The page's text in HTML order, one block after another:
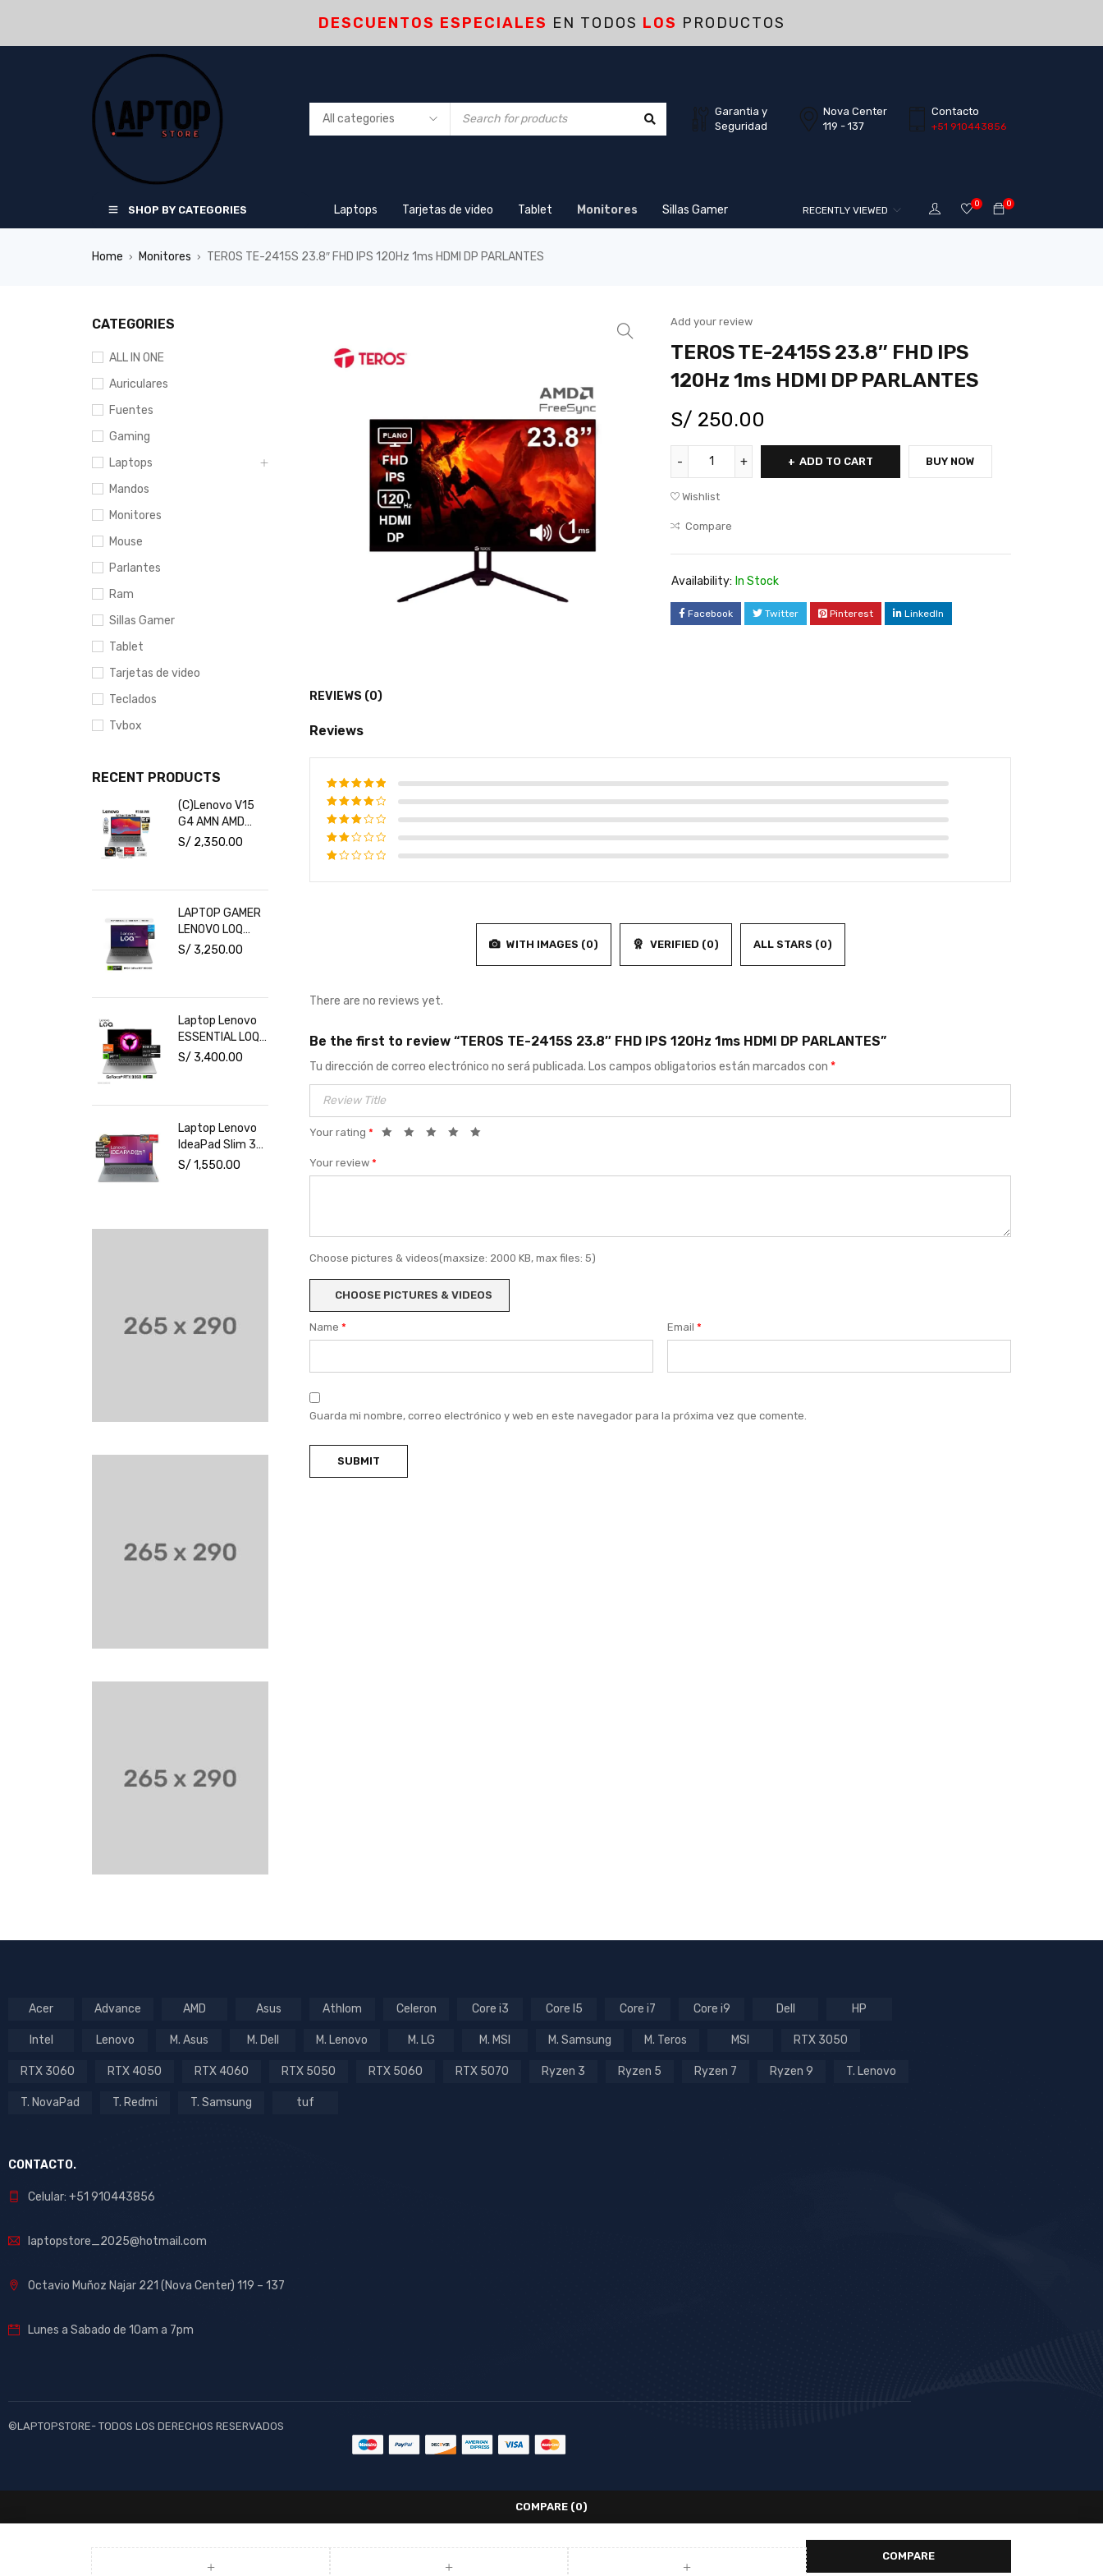
DESCUENTOS ESPECIALES EN TODOS LOS PRODUCTOS
Garantia y
Seguridad
Nova Center
119 - 137
Contacto
+51 910443856
SHOP BY CATEGORIES Laptops Tarjetas de video Tablet Monitores Sillas Gamer 0
0
RECENTLY VIEWED
Home › Monitores › TEROS TE-2415S 23.8″ FHD IPS 120Hz 1ms HDMI DP PARLANTES
CATEGORIES
ALL IN ONE
Auriculares
Fuentes
Gaming
Laptops
Mandos
Monitores
Mouse
Parlantes
Ram
Sillas Gamer
Tablet
Tarjetas de video
Teclados
Tvbox
RECENT PRODUCTS
(C)Lenovo V15
G4 AMN AMD
Ryzen 5-7520U
FHD Free Dos
S/ 2,350.00
LAPTOP GAMER
LENOVO LOQ
INTEL CORE I5
6GB 15.6" FHD
S/ 3,250.00
Laptop Lenovo
ESSENTIAL LOQ
15ARP10E Ryzen
512GB SSD
3050 6GB 15.6"
FHD Windows 11
S/ 3,400.00
Laptop Lenovo
IdeaPad Slim 3
15AMN8 15.6"
S/ 1,550.00
Add your review
TEROS TE-2415S 23.8″ FHD IPS
120Hz 1ms HDMI DP PARLANTES
S/ 250.00
ADD TO CART BUY NOW
Wishlist
Compare
Availability: In Stock
Facebook Twitter Pinterest LinkedIn
REVIEWS (0)
Reviews
Rated 5
out of 5
Rated
4out
of 5
Rated
3out
Rated
Rated
WITH IMAGES (0) VERIFIED (0) ALL STARS (0)
There are no reviews yet.
Be the first to review “TEROS TE-2415S 23.8″ FHD IPS 120Hz 1ms HDMI DP PARLANTES”
Tu dirección de correo electrónico no será publicada. Los campos obligatorios están marcados con *
Your rating *
Your review *
Choose pictures & videos(maxsize: 2000 KB, max files: 5)
CHOOSE PICTURES & VIDEOS
Name * Email*
Guarda mi nombre, correo electrónico y web en este navegador para la próxima vez que comente.
Acer Advance AMD Asus Athlom Celeron Core i3 Core I5 Core i7 Core i9 Dell HP
Intel Lenovo M. Asus M. Dell M. Lenovo M. LG M. MSI M. Samsung M. Teros MSI RTX 3050
RTX 3060 RTX 4050 RTX 4060 RTX 5050 RTX 5060 RTX 5070 Ryzen 3 Ryzen 5 Ryzen 7 Ryzen 9 T. Lenovo
T. NovaPad T. Redmi T. Samsung tuf
CONTACTO.
Celular: +51 910443856
laptopstore_2025@hotmail.com
Octavio Muñoz Najar 221 (Nova Center) 119 – 137
Lunes a Sabado de 10am a 7pm
©LAPTOPSTORE- TODOS LOS DERECHOS RESERVADOS
COMPARE (0)
COMPARE